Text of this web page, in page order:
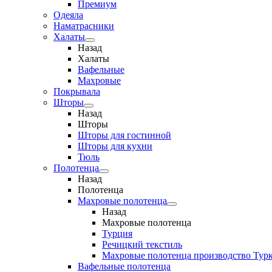
Премиум
Одеяла
Наматрасники
Халаты
Назад
Халаты
Вафельные
Махровые
Покрывала
Шторы
Назад
Шторы
Шторы для гостинной
Шторы для кухни
Тюль
Полотенца
Назад
Полотенца
Махровые полотенца
Назад
Махровые полотенца
Турция
Речицкий текстиль
Махровые полотенца производство
Вафельные полотенца